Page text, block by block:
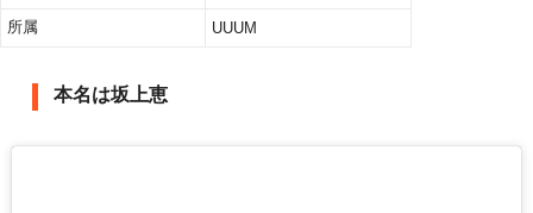
所属 UUUM
本名は坂上恵